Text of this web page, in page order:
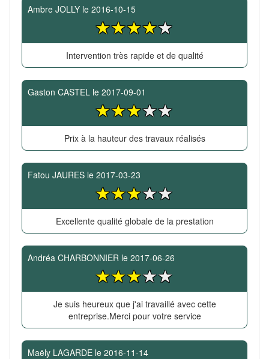
Ambre JOLLY le 2016-10-15
Intervention très rapide et de qualité
Gaston CASTEL le 2017-09-01
Prix à la hauteur des travaux réalisés
Fatou JAURES le 2017-03-23
Excellente qualité globale de la prestation
Andréa CHARBONNIER le 2017-06-26
Je suis heureux que j'ai travaillé avec cette
entreprise.Merci pour votre service
Maëly LAGARDE le 2016-11-14